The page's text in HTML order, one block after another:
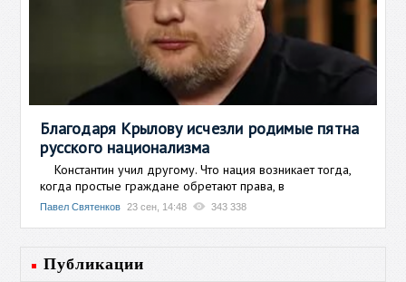
Благодаря Крылову исчезли родимые пятна
русского национализма
Константин учил другому. Что нация возникает тогда,
когда простые граждане обретают права, в
Павел Святенков 23 сен, 14:48 343 338
Публикации